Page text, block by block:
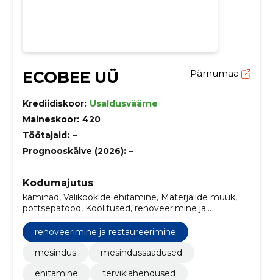
ECOBEE UÜ Pärnumaa
Krediidiskoor: Usaldusväärne
Maineskoor: 420
Töötajaid: –
Prognooskäive (2026): –
Kodumajutus
kaminad, Väliköökide ehitamine, Materjalide müük,
pottsepatööd, Koolitused, renoveerimine ja
restaureerimine, restaureerimine, pottsepp,
ladumine, mesindus
renoveerimine ja restaureerimine
mesindus
mesindussaadused
ehitamine
terviklahendused